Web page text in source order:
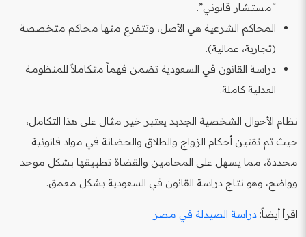
“مستشار قانوني”.
المحاكم الشرعية هي الأصل، وتتفرع منها محاكم متخصصة
(تجارية، عمالية).
دراسة القانون في السعودية تضمن فهماً متكاملاً للمنظومة
العدلية كاملة.
نظام الأحوال الشخصية الجديد يعتبر خير مثال على هذا التكامل،
حيث تم تقنين أحكام الزواج والطلاق والحضانة في مواد قانونية
محددة، مما يسهل على المحامين والقضاة تطبيقها بشكل موحد
وواضح، وهو نتاج دراسة القانون في السعودية بشكل معمق.
اقرأ أيضاً: دراسة الصيدلة في مصر